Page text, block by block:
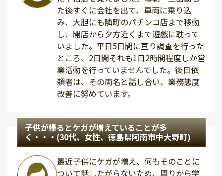
た後すぐに会社を出て、車両に乗り込
み、大胆にも隣町のパチンコ店まで移動
し、開店から夕方近くまで遊戯に耽って
いました。平日5日間に亘り調査を行った
ところ、2日間それも1日2時間程度しか営
業活動を行っていませんでした。後日依
頼者は、その両名と話し合い、業務態度
改善に努めています。
子供が帰るとケガが増えていることが多
く・・・(30代、女性、徳島県阿南市中大野町)
最近子供にケガが増え、何もそのことに
ついて話したがらないため、周りから学